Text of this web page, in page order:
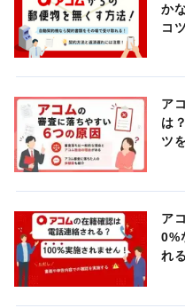
か
コツ
ア
は
ツ
ア
0%
れ